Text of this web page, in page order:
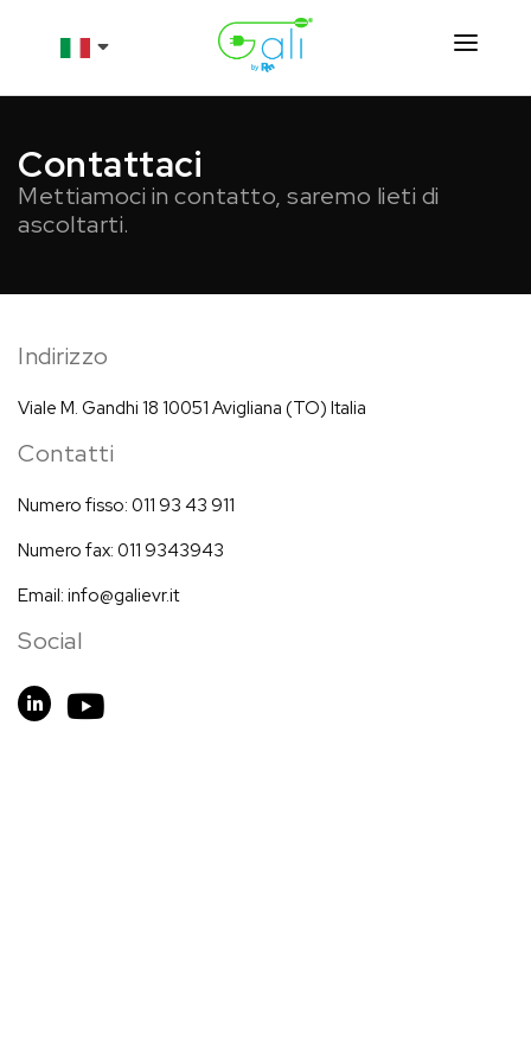
Prodotti
Chi siamo
Risorse
Contattaci
Mettiamoci in contatto, saremo lieti di
ascoltarti.
Indirizzo
Viale M. Gandhi 18 10051 Avigliana (TO) Italia
Contatti
Numero fisso: 011 93 43 911
Numero fax: 011 9343943
Email: info@galievr.it
Social